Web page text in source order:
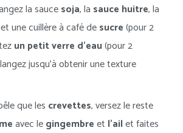
la saucesoja, la sauce huitre, la
et une cuillère à café desucre(pour 2
un petit verre d’eau(pour 2
jusqu’à obtenir une texture
que les crevettes, versez le reste
avec legingembreet l’ailet faites